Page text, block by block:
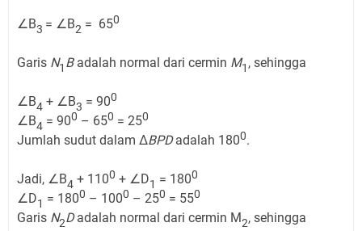
∠B3 = ∠B2 = 650
Garis N1 Badalah normal dari cermin M1 , sehingga
∠B4 + ∠B3 = 900
∠B4 = 900 – 650 = 250
Jumlah sudut dalam ΔBPDadalah 1800.
Jadi, ∠B4 + 1100 + ∠D1 = 1800
∠D1 = 1800 – 1000 – 250 = 550
Garis N2Dadalah normal dari cermin M2, sehingga